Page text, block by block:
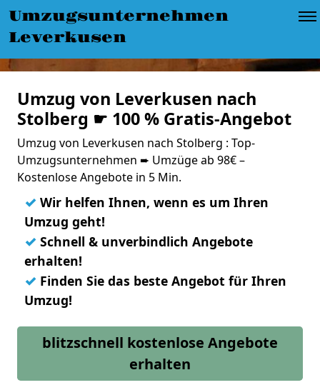
Umzugsunternehmen
Leverkusen
Umzug von Leverkusen nach
Stolberg ☛ 100 % Gratis-Angebot
Umzug von Leverkusen nach Stolberg : Top-
Umzugsunternehmen ➨ Umzüge ab 98€ –
Kostenlose Angebote in 5 Min.
✓ Wir helfen Ihnen, wenn es um Ihren
Umzug geht!
✓ Schnell & unverbindlich Angebote
erhalten!
✓ Finden Sie das beste Angebot für Ihren
Umzug!
blitzschnell kostenlose Angebote
erhalten